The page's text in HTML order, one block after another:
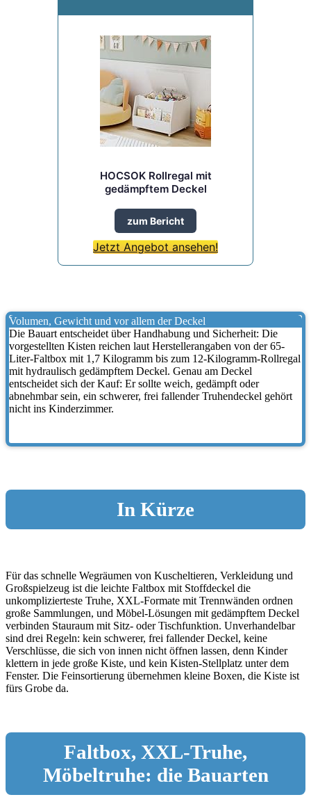
HOCSOK Rollregal mit
gedämpftem Deckel
zum Bericht
Jetzt Angebot ansehen!
Volumen, Gewicht und vor allem der Deckel
Die Bauart entscheidet über Handhabung und Sicherheit: Die
vorgestellten Kisten reichen laut Herstellerangaben von der 65-
Liter-Faltbox mit 1,7 Kilogramm bis zum 12-Kilogramm-Rollregal
mit hydraulisch gedämpftem Deckel. Genau am Deckel
entscheidet sich der Kauf: Er sollte weich, gedämpft oder
abnehmbar sein, ein schwerer, frei fallender Truhendeckel gehört
nicht ins Kinderzimmer.
In Kürze
Für das schnelle Wegräumen von Kuscheltieren, Verkleidung und
Großspielzeug ist die leichte Faltbox mit Stoffdeckel die
unkomplizierteste Truhe, XXL-Formate mit Trennwänden ordnen
große Sammlungen, und Möbel-Lösungen mit gedämpftem Deckel
verbinden Stauraum mit Sitz- oder Tischfunktion. Unverhandelbar
sind drei Regeln: kein schwerer, frei fallender Deckel, keine
Verschlüsse, die sich von innen nicht öffnen lassen, denn Kinder
klettern in jede große Kiste, und kein Kisten-Stellplatz unter dem
Fenster. Die Feinsortierung übernehmen kleine Boxen, die Kiste ist
fürs Grobe da.
Faltbox, XXL-Truhe,
Möbeltruhe: die Bauarten